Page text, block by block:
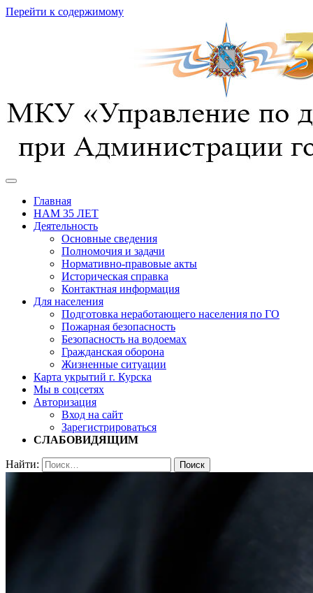
Перейти к содержимому
УГОЧС г. Курска
Главная
НАМ 35 ЛЕТ
Деятельность
Основные сведения
Полномочия и задачи
Нормативно-правовые акты
Историческая справка
Контактная информация
Для населения
Подготовка неработающего населения по ГО
Пожарная безопасность
Безопасность на водоемах
Гражданская оборона
Жизненные ситуации
Карта укрытий г. Курска
Мы в соцсетях
Авторизация
Вход на сайт
Зарегистрироваться
СЛАБОВИДЯЩИМ
Найти: